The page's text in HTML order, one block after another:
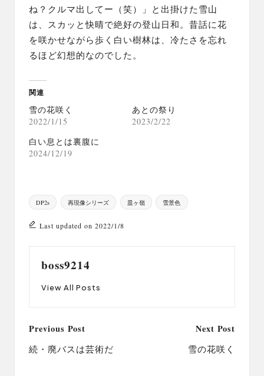
ね？クルマ出してー（笑）」と出掛けた雪山
は、スカッと快晴で絶好の登山日和。昔話に花
を咲かせながら歩く白い樹林は、冷たさを忘れ
るほど幻想的なのでした。
関連
雪の花咲く
2022/1/15
あとの祭り
2023/2/22
白い息とは裏腹に
2024/12/19
Tags:
DP2s 再現像シリーズ 皿ヶ嶺 雪景色
Last updated on 2022/1/8
boss9214
View All Posts
Post
navigation
Previous Post
続・廃バスは芸術だ
Next Post
雪の花咲く